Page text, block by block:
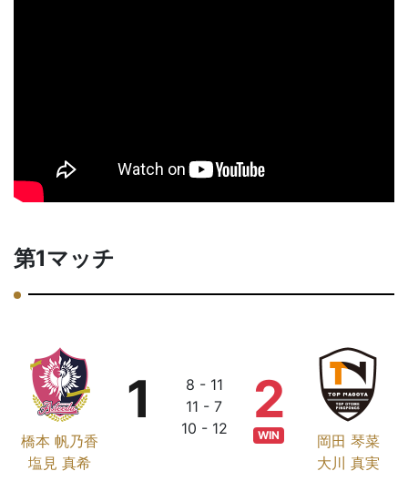
第1マッチ
橋本 帆乃香
塩見 真希
1
8 - 11
11 - 7
10 - 12
岡田 琴菜
大川 真実
2
WIN